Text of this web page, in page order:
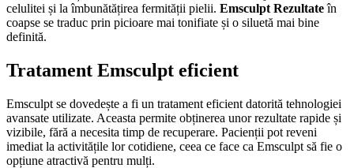
celulitei și la îmbunătățirea fermității pielii. Emsculpt Rezultateîn
coapse se traduc prin picioare mai tonifiate și o siluetă mai bine
definită.
Tratament Emsculpt eficient
Emsculpt se dovedește a fi un tratament eficient datorită tehnologiei
avansate utilizate. Aceasta permite obținerea unor rezultate rapide și
vizibile, fără a necesita timp de recuperare. Pacienții pot reveni
imediat la activitățile lor cotidiene, ceea ce face ca Emsculpt să fie o
opțiune atractivă pentru mulți.